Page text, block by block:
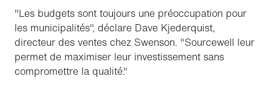
"Les budgets sont toujours une préoccupation pour
les municipalités", déclare Dave Kjederquist,
directeur des ventes chez Swenson. "Sourcewell leur
permet de maximiser leur investissement sans
compromettre la qualité."